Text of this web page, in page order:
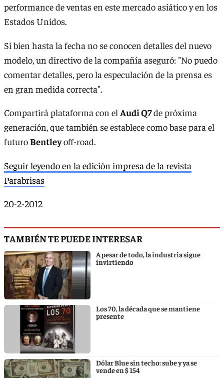
performance de ventas en este mercado asiático y en los
Estados Unidos.
Si bien hasta la fecha no se conocen detalles del nuevo
modelo, un directivo de la compañía aseguró: "No puedo
comentar detalles, pero la especulación de la prensa es
en gran medida correcta".
Compartirá plataforma con el Audi Q7de próxima
generación, que también se establece como base para el
futuroBentleyoff-road.
Seguir leyendo en la edición impresa de la revista
Parabrisas
20-2-2012
TAMBIÉN TE PUEDE INTERESAR
A pesar de todo, la industria sigue
invirtiendo
Los 70, la década que se mantiene
presente
Dólar Blue sin techo: sube y ya se
vende en $ 154